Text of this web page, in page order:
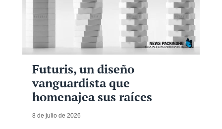
Futuris, un diseño
vanguardista que
homenajea sus raíces
8 de julio de 2026